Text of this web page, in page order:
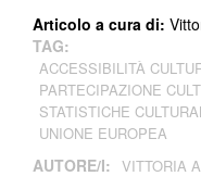
Articolo a cura di:
TAG:
ACCESSIBILITÀ
PARTECIPAZIONE
STATISTICHE
UNIONE EUROPEA
AUTORE/I: VITTORIA